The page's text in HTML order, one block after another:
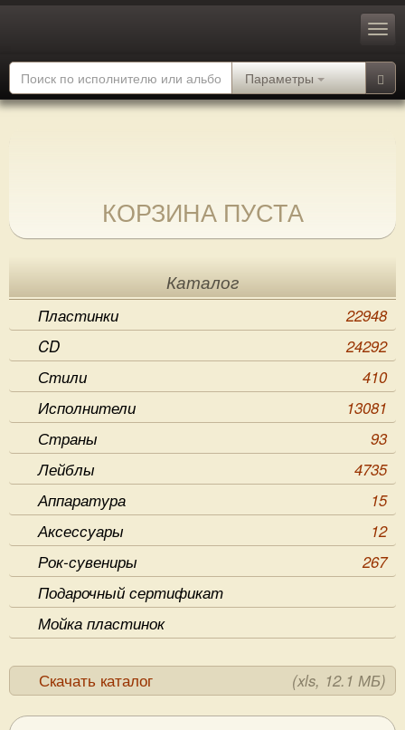
Параметры
КОРЗИНА ПУСТА
Каталог
Пластинки
22948
CD
24292
Стили
410
Исполнители
13081
Страны
93
Лейблы
4735
Аппаратура
15
Аксессуары
12
Рок-сувениры
267
Подарочный сертификат
Мойка пластинок
Скачать каталог (xls, 12.1 МБ)